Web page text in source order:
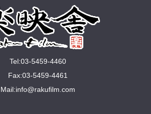
Tel:03-5459-4460
Fax:03-5459-4461
Mail:info@rakuﬁlm.com